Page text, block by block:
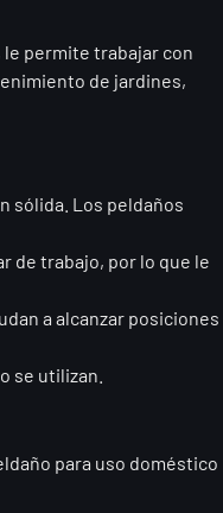
permite trabajar con
de jardines,
sólida. Los peldaños
de trabajo, por lo que le
a alcanzar posiciones
se utilizan.
para uso doméstico